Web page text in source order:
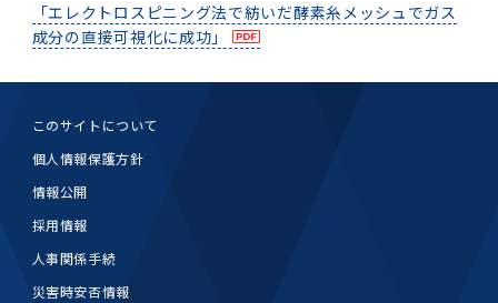
「エレクトロスピニング法で紡いだ酵素糸メッシュでガス
成分の直接可視化に成功」
このサイトについて
個人情報保護方針
情報公開
採用情報
人事関係手続
災害時安否情報